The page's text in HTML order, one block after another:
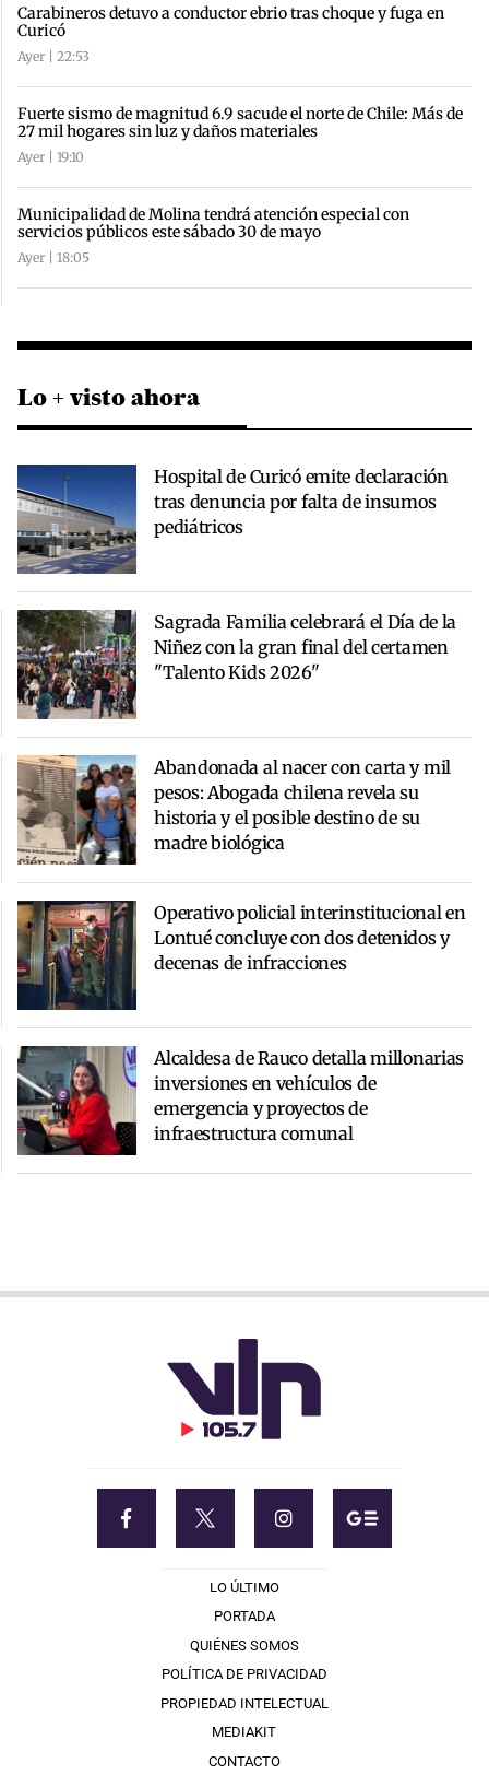
Carabineros detuvo a conductor ebrio tras choque y fuga en
Curicó
Ayer | 22:53
Fuerte sismo de magnitud 6.9 sacude el norte de Chile: Más de
27 mil hogares sin luz y daños materiales
Ayer | 19:10
Municipalidad de Molina tendrá atención especial con
servicios públicos este sábado 30 de mayo
Ayer | 18:05
Lo + visto ahora
Hospital de Curicó emite declaración
tras denuncia por falta de insumos
pediátricos
Sagrada Familia celebrará el Día de la
Niñez con la gran final del certamen
"Talento Kids 2026"
Abandonada al nacer con carta y mil
pesos: Abogada chilena revela su
historia y el posible destino de su
madre biológica
Operativo policial interinstitucional en
Lontué concluye con dos detenidos y
decenas de infracciones
Alcaldesa de Rauco detalla millonarias
inversiones en vehículos de
emergencia y proyectos de
infraestructura comunal
LO ÚLTIMO
PORTADA
QUIÉNES SOMOS
POLÍTICA DE PRIVACIDAD
PROPIEDAD INTELECTUAL
MEDIAKIT
CONTACTO